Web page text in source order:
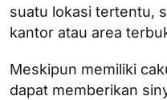
suatu lokasi tertentu,
kantor atau area
Meskipun memiliki
dapat memberikan